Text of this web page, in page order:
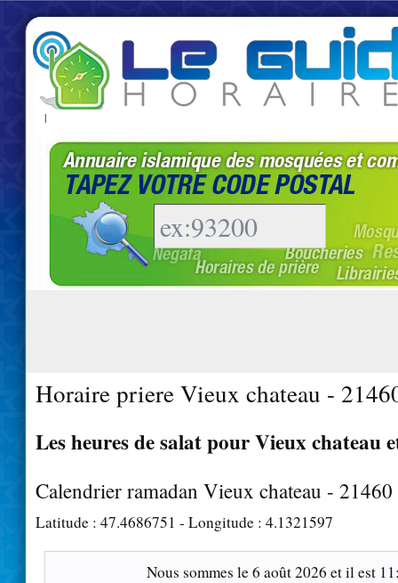
|
Horaire priere Vieux chateau -
Les heures de salat pour Vieux chateau
Calendrier ramadan Vieux chateau - 21460
Latitude : 47.4686751 - Longitude : 4.1321597
Nous sommes le6 août 2026 et il est